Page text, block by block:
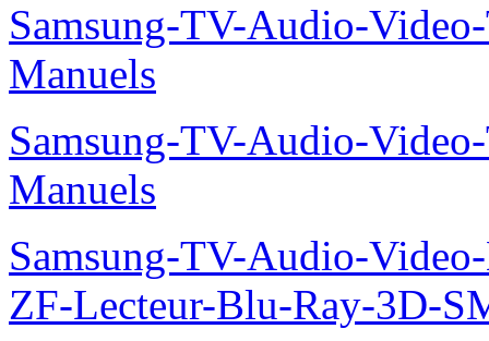
Samsung-TV-Audio-
Manuels
Samsung-TV-Audio-
Manuels
Samsung-TV-Audio-
ZF-Lecteur-Blu-Ray-3D-